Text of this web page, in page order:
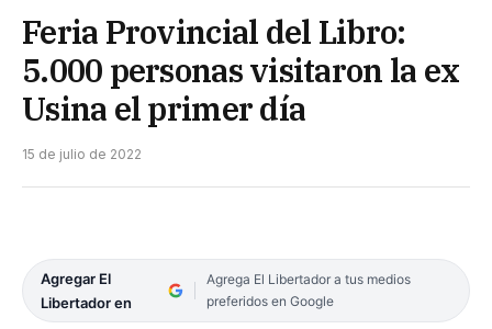
Feria Provincial del Libro:
5.000 personas visitaron la ex
Usina el primer día
15 de julio de 2022
Agregar El
Libertador en
Agrega El Libertador a tus medios
preferidos en Google